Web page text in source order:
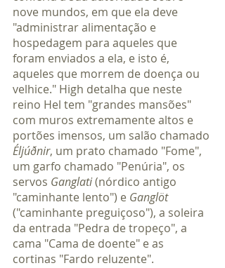
nove mundos, em que ela deve
"administrar alimentação e
hospedagem para aqueles que
foram enviados a ela, e isto é,
aqueles que morrem de doença ou
velhice." High detalha que neste
reino Hel tem "grandes mansões"
com muros extremamente altos e
portões imensos, um salão chamado
Éljúðnir, um prato chamado "Fome",
um garfo chamado "Penúria", os
servos Ganglati (nórdico antigo
"caminhante lento") e Ganglöt
("caminhante preguiçoso"), a soleira
da entrada "Pedra de tropeço", a
cama "Cama de doente" e as
cortinas "Fardo reluzente".